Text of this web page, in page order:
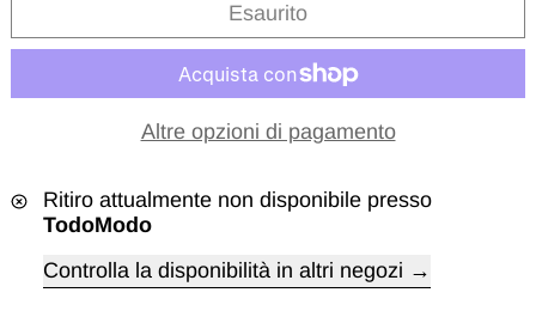
Esaurito
Altre opzioni di pagamento
Ritiro attualmente non disponibile presso
TodoModo
Controlla la disponibilità in altri negozi